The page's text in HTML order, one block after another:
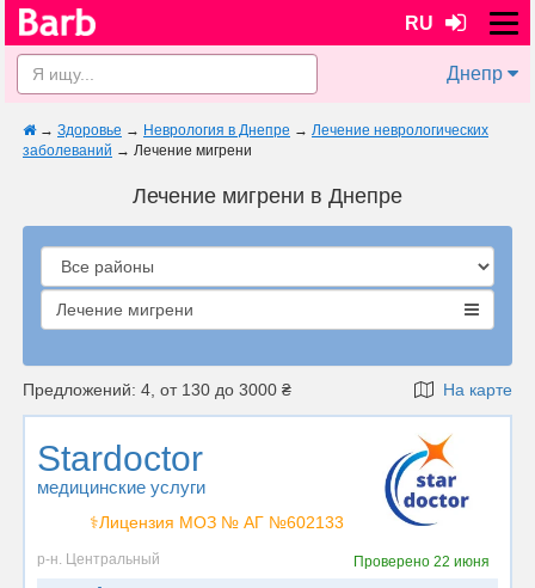
RU
Днепр
→ Здоровье → Неврология в Днепре → Лечение неврологических
заболеваний → Лечение мигрени
Лечение мигрени в Днепре
Лечение мигрени
Предложений: 4, от 130 до 3000 ₴ На карте
Stardoctor
медицинские услуги
⚕️Лицензия МОЗ № АГ №602133
р-н. Центральный Проверено 22 июня